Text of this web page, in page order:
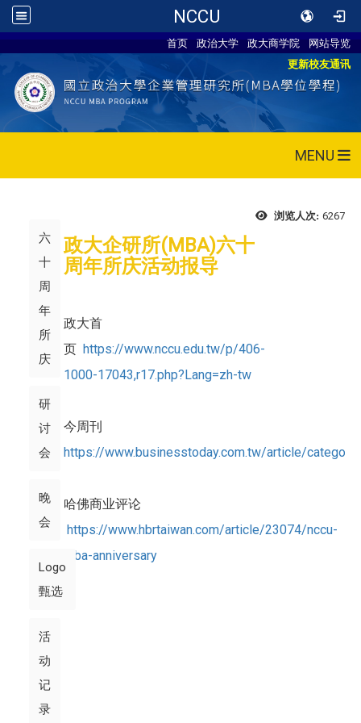
NCCU
首页 政治大学 政大商学院
网站导览
更新校友通讯
MENU
浏览人次: 6267
六
十
周
年
所
庆
研
讨
会
晚
会
Logo
甄选
活
动
记
录
政大企研所(MBA)六十
周年所庆活动报导
政大首
页 https://www.nccu.edu.tw/p/406-
1000-17043,r17.php?Lang=zh-tw
今周刊
https://www.businesstoday.com.tw/article/
哈佛商业评论
https://www.hbrtaiwan.com/article/23074/nccu-
mba-anniversary